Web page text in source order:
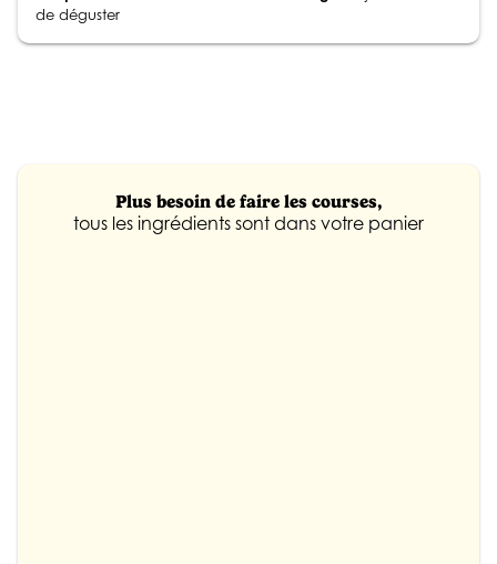
de déguster
Plus besoin de faire les courses,
tous les ingrédients sont dans votre panier